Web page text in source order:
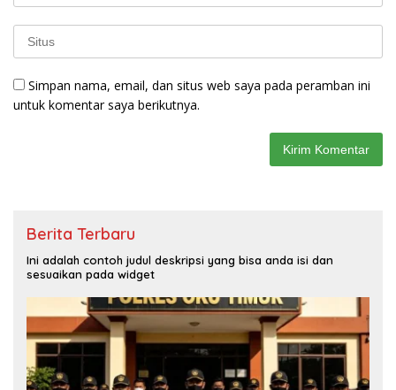
Simpan nama, email, dan situs web saya pada peramban ini
untuk komentar saya berikutnya.
Berita Terbaru
Ini adalah contoh judul deskripsi yang bisa anda isi dan
sesuaikan pada widget